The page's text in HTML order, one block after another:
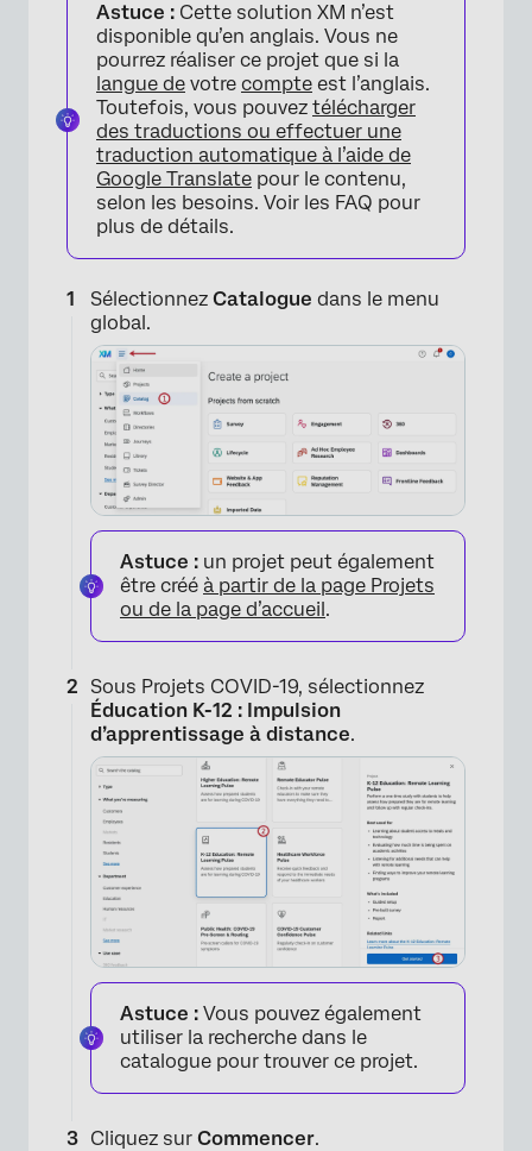
Astuce : Cette solution XM n’est
disponible qu’en anglais. Vous ne
pourrez réaliser ce projet que si la
langue de votre compte est l’anglais.
Toutefois, vous pouvez télécharger
des traductions ou effectuer une
traduction automatique à l’aide de
Google Translate pour le contenu,
selon les besoins. Voir les FAQ pour
plus de détails.
Sélectionnez Catalogue dans le menu
global.
Astuce : un projet peut également
être créé à partir de la page Projets
ou de la page d’accueil.
Sous Projets COVID-19, sélectionnez
Éducation K-12 : Impulsion
d’apprentissage à distance.
Astuce : Vous pouvez également
utiliser la recherche dans le
catalogue pour trouver ce projet.
Cliquez sur Commencer.